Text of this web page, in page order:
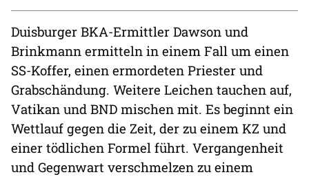
Duisburger BKA-Ermittler Dawson und
Brinkmann ermitteln in einem Fall um einen
SS-Koffer, einen ermordeten Priester und
Grabschändung. Weitere Leichen tauchen auf,
Vatikan und BND mischen mit. Es beginnt ein
Wettlauf gegen die Zeit, der zu einem KZ und
einer tödlichen Formel führt. Vergangenheit
und Gegenwart verschmelzen zu einem